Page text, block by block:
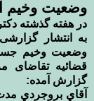
در هفته گذشته
به انتشار
وضعیت وخیم
قضائیه تقاضای
گزارش آمده:‏
آقاي بروجردي